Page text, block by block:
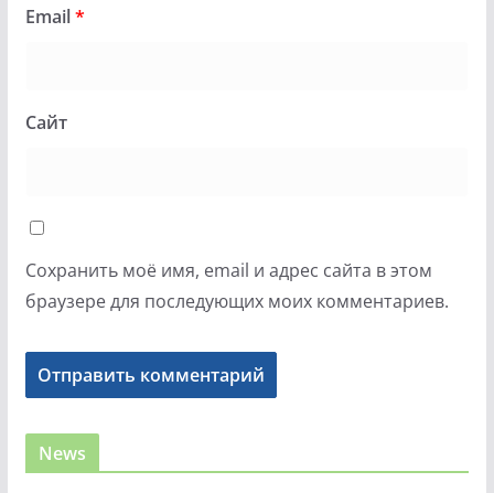
Email*
Сайт
Сохранить моё имя, email и адрес сайта в этом
браузере для последующих моих комментариев.
News